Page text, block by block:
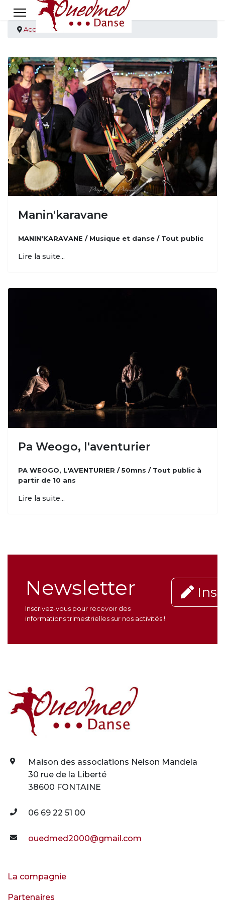
Accueil
Manin'karavane
MANIN'KARAVANE / Musique et danse / Tout public
Lire la suite...
Pa Weogo, l'aventurier
PA WEOGO, L'AVENTURIER / 50mns / Tout public à
partir de 10 ans
Lire la suite...
Newsletter
Inscrivez-vous pour recevoir des
informations trimestrielles sur nos activités !
Maison des associations Nelson Mandela
30 rue de la Liberté
38600 FONTAINE
06 69 22 51 00
ouedmed2000@gmail.com
La compagnie
Partenaires